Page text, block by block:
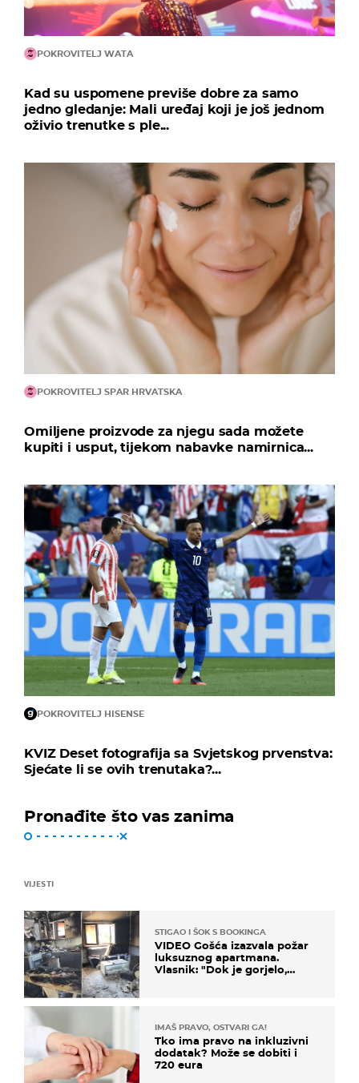
POKROVITELJ WATA
Kad su uspomene previše dobre za samo
jedno gledanje: Mali uređaj koji je još jednom
oživio trenutke s ple...
POKROVITELJ SPAR HRVATSKA
Omiljene proizvode za njegu sada možete
kupiti i usput, tijekom nabavke namirnica...
POKROVITELJ HISENSE
KVIZ Deset fotografija sa Svjetskog prvenstva:
Sjećate li se ovih trenutaka?...
Pronađite što vas zanima
VIJESTI
STIGAO I ŠOK S BOOKINGA
VIDEO Gošća izazvala požar
luksuznog apartmana.
Vlasnik: "Dok je gorjelo,
IMAŠ PRAVO, OSTVARI GA!
Tko ima pravo na inkluzivni
dodatak? Može se dobiti i
720 eura